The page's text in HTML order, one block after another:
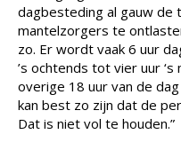
dagbesteding al gauw de
mantelzorgers te
zo. Er wordt vaak 6 uur
’s ochtends tot vier uur
overige 18 uur van de
kan best zo zijn dat de
Dat is niet vol te houden.”